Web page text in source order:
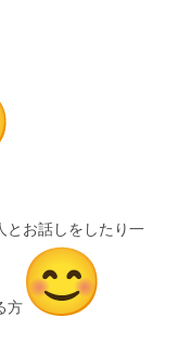
とお話しをしたり一
方